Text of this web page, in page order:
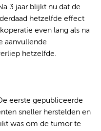
3 jaar blijkt nu dat de
hetzelfde effect
even lang als na
aanvullende
hetzelfde.
eerste gepubliceerde
sneller herstelden en
was om de tumor te